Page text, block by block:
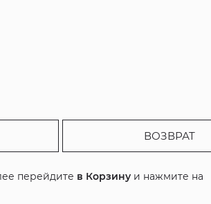
ВОЗВРАТ
перейдите в Корзину и нажмите на